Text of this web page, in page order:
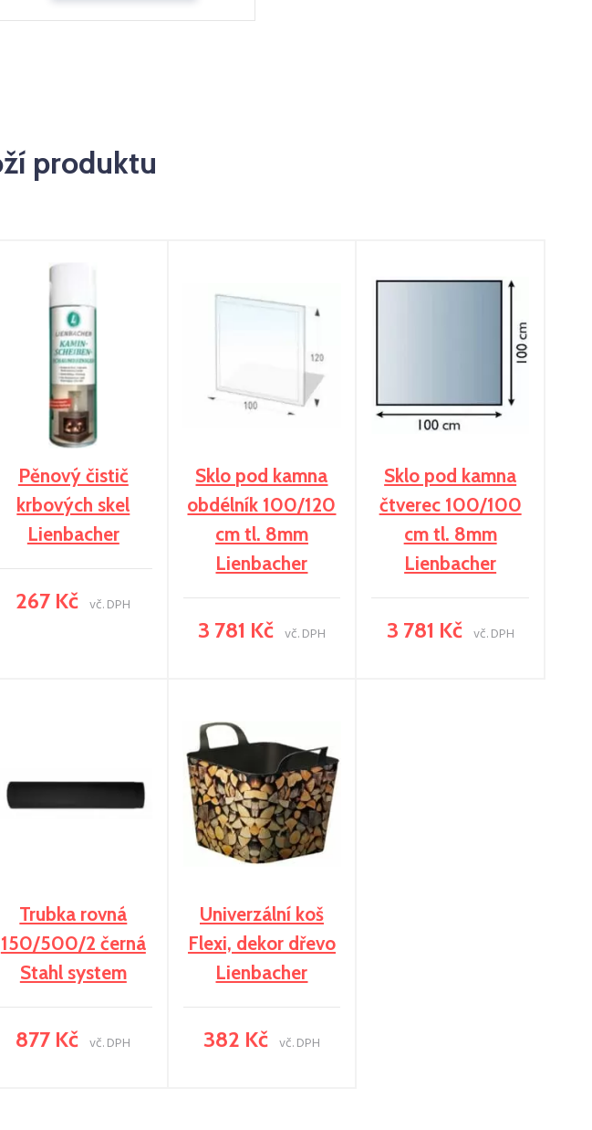
produktu
Pěnový čistič
krbových skel
Lienbacher
267 Kč vč. DPH
Sklo pod kamna
obdélník 100/120
cm tl. 8mm
Lienbacher
3 781 Kč vč. DPH
Sklo pod kamna
čtverec 100/100
cm tl. 8mm
Lienbacher
3 781 Kč vč. DPH
Trubka rovná
150/500/2 černá
Stahl system
877 Kč vč. DPH
Univerzální koš
Flexi, dekor dřevo
Lienbacher
382 Kč vč. DPH